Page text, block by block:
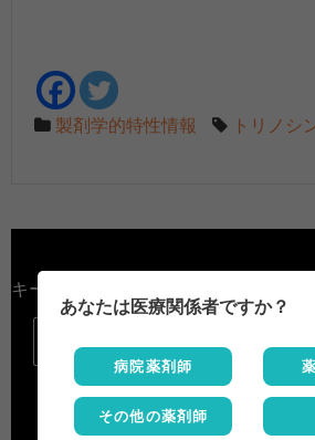
製剤学的特性情報 トリノシ
キーワード検索

あなたは医療関係者ですか？
病院薬剤師
その他の薬剤師